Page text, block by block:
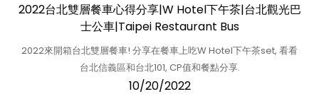
2022台北雙層餐車心得分享|W Hotel下午茶|台北觀光巴
士公車|Taipei Restaurant Bus
2022來開箱台北雙層餐車! 分享在餐車上吃W Hotel下午茶set, 看看
台北信義區和台北101, CP值和餐點分享.
10/20/2022